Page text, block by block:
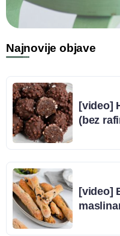
Najnovije objave
[video]
(bez
[video]